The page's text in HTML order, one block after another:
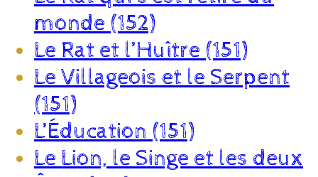
monde (152)
Le Rat et l’Huître (151)
Le Villageois et le Serpent
(151)
L’Éducation (151)
Le Lion, le Singe et les deux